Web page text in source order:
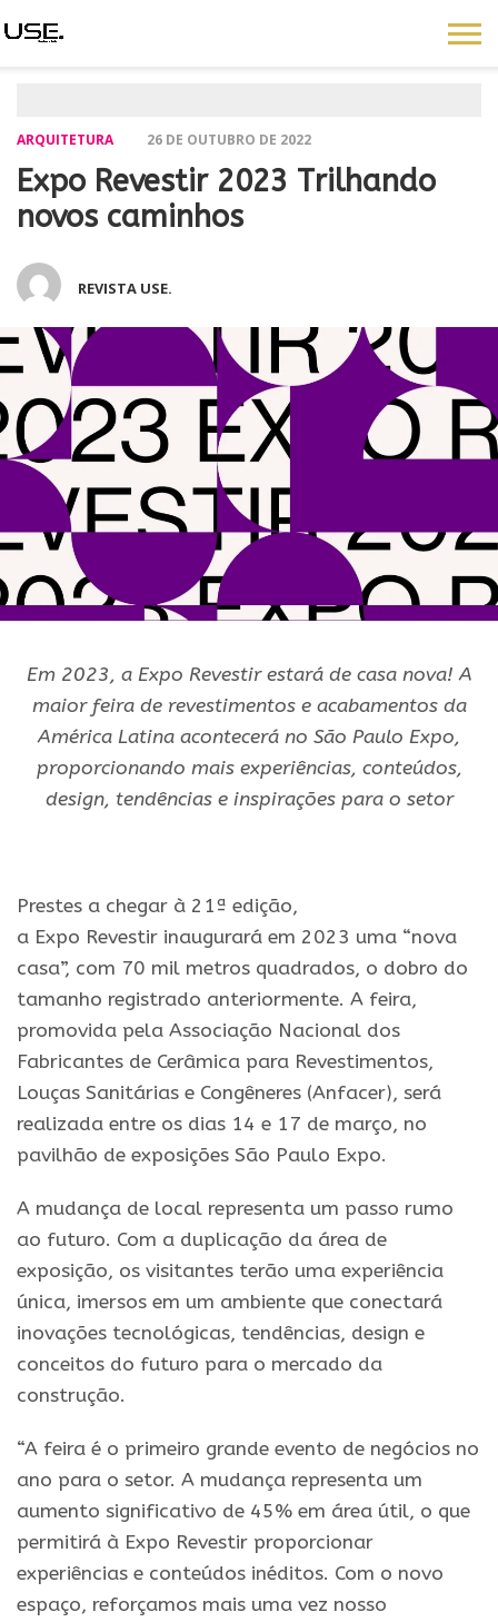
ARQUITETURA 26 DE OUTUBRO DE 2022
Expo Revestir 2023 Trilhando
novos caminhos
REVISTA USE.
Em 2023, a Expo Revestirestará de casa nova! A
maior feira de revestimentos e acabamentos da
América Latina acontecerá no São Paulo Expo,
proporcionando mais experiências, conteúdos,
design, tendências e inspirações para o setor
Prestes a chegar à 21ª edição,
a Expo Revestir inaugurará em 2023 uma “nova
casa”, com 70 mil metros quadrados, o dobro do
tamanho registrado anteriormente. A feira,
promovida pela Associação Nacional dos
Fabricantes de Cerâmica para Revestimentos,
Louças Sanitárias e Congêneres (Anfacer), será
realizada entre os dias 14 e 17 de março, no
pavilhão de exposições São Paulo Expo.
A mudança de local representa um passo rumo
ao futuro. Com a duplicação da área de
exposição, os visitantes terão uma experiência
única, imersos em um ambiente que conectará
inovações tecnológicas, tendências, design e
conceitos do futuro para o mercado da
construção.
“A feira é o primeiro grande evento de negócios no
ano para o setor. A mudança representa um
aumento significativo de 45% em área útil, o que
permitirá à Expo Revestir proporcionar
experiências e conteúdos inéditos. Com o novo
espaço, reforçamos mais uma vez nosso